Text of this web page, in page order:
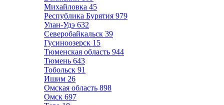
Михайловка 45
Республика Бурятия 979
Улан-Удэ 632
Северобайкальск 39
Гусиноозерск 15
Тюменская область 944
Тюмень 643
Тобольск 91
Ишим 26
Омская область 898
Омск 697